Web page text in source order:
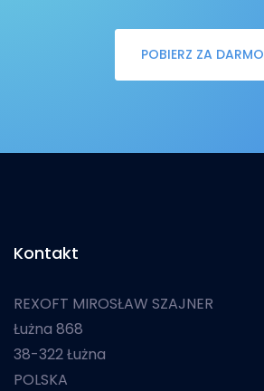
POBIERZ ZA DARMO
Kontakt
REXOFT MIROSŁAW SZAJNER
Łużna 868
38-322 Łużna
POLSKA